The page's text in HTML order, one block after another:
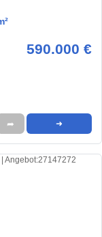
590.000 €
➦ ➜